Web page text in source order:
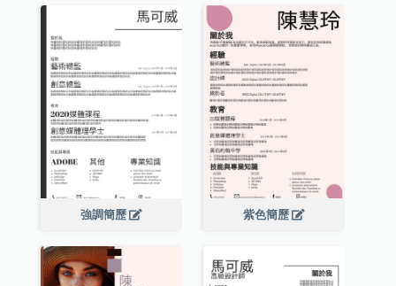
強調簡歷 紫色簡歷